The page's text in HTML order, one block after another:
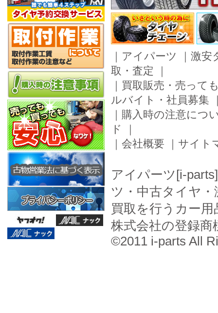
｜ アイパーツ ｜ 激安
取・査定 ｜
｜ 買取販売・売って
ルバイト・社員募集
｜ 購入時の注意につ
ド
｜
｜ 会社概要 ｜ サイト
アイパーツ[i-
ツ・中古タイヤ
買取を行うカー
株式会社の登録商
©2011 i-parts All